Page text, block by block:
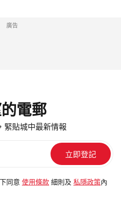
廣告
電郵
緊貼城中最新情報
同意 使用條款 細則及 私隱政策 內